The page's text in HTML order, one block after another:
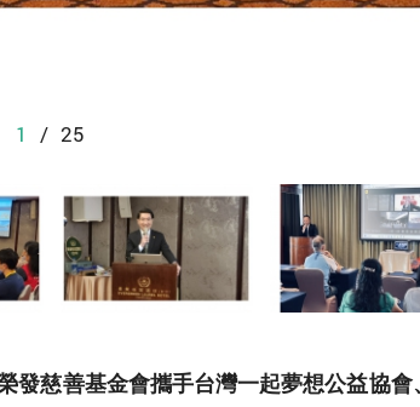
1 / 25
慈善基金會攜手台灣一起夢想公益協